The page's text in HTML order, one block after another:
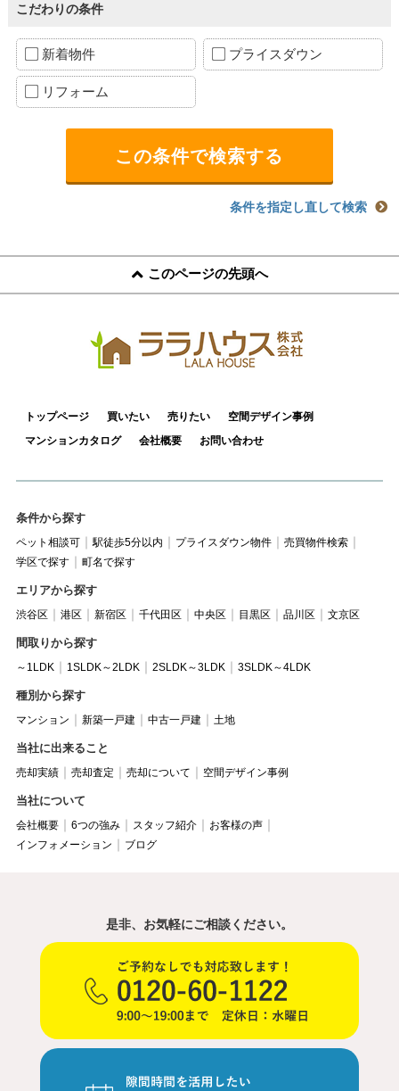
こだわりの条件
新着物件 プライスダウン
リフォーム
条件を指定し直して検索
このページの先頭へ
トップページ 買いたい 売りたい
空間デザイン事例
マンションカタログ
会社概要 お問い合わせ
条件から探す
ペット相談可 駅徒歩5分以内 プライスダウン物件
売買物件検索
学区で探す
町名で探す
エリアから探す
渋谷区 港区 新宿区 千代田区 中央区 目黒区 品川区 文京区
間取りから探す
～1LDK 1SLDK～2LDK 2SLDK～3LDK 3SLDK～4LDK
種別から探す
マンション 新築一戸建 中古一戸建 土地
当社に出来ること
売却実績 売却査定 売却について 空間デザイン事例
当社について
会社概要 6つの強み スタッフ紹介
お客様の声
インフォメーション
ブログ
是非、お気軽にご相談ください。